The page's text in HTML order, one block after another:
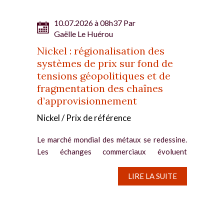
10.07.2026 à 08h37 Par
Gaëlle Le Huérou
Nickel : régionalisation des
systèmes de prix sur fond de
tensions géopolitiques et de
fragmentation des chaînes
d’approvisionnement
Nickel / Prix de référence
Le marché mondial des métaux se redessine.
Les échanges commerciaux évoluent
raison des tensions géopolitiques et de la
fragmentation des chaînes
LIRE LA SUITE